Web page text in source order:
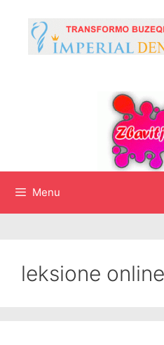
content
Menu
leksione online